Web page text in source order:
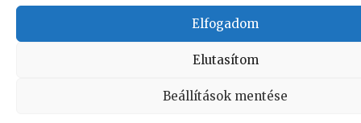
Elfogadom
Elutasítom
Beállítások mentése